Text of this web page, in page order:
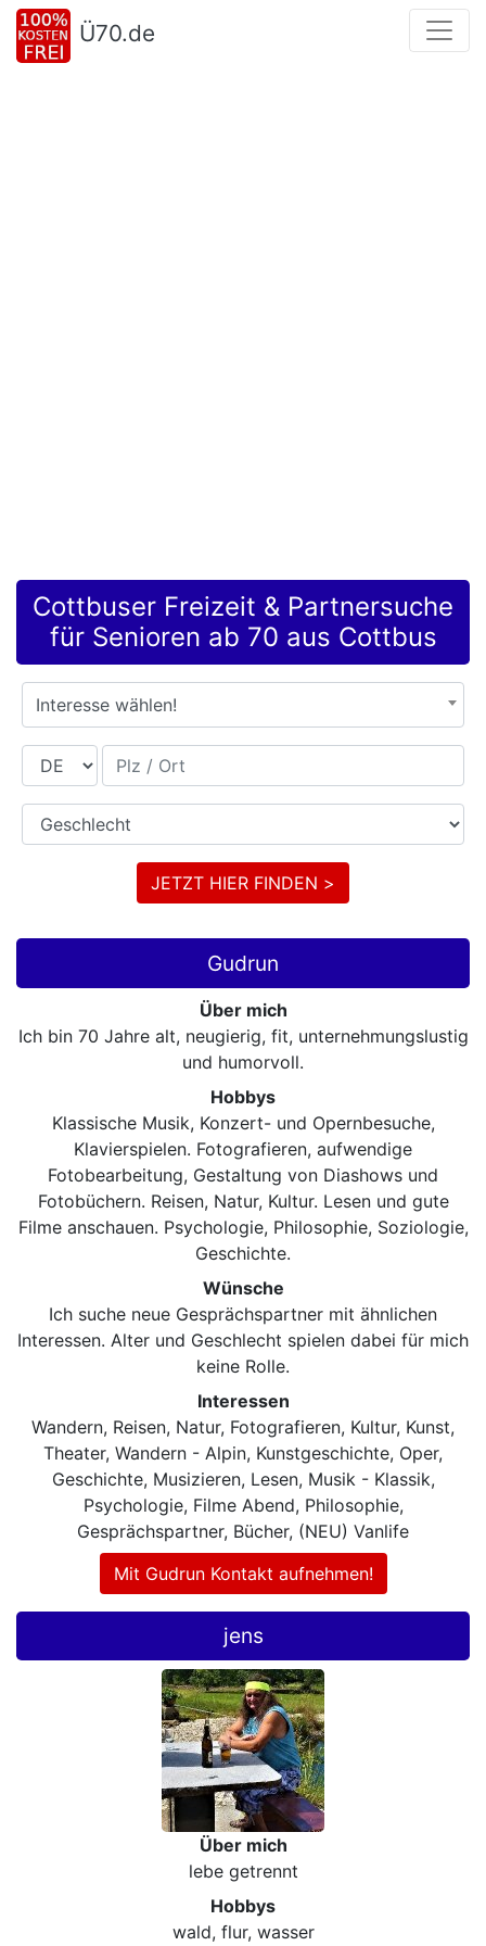
Ü70.de
Cottbuser Freizeit & Partnersuche
für Senioren ab 70 aus Cottbus
Interesse wählen!
Land Plz / Ort
Geschlecht
JETZT HIER FINDEN >
Gudrun
Über mich
Ich bin 70 Jahre alt, neugierig, fit, unternehmungslustig
und humorvoll.
Hobbys
Klassische Musik, Konzert- und Opernbesuche,
Klavierspielen. Fotografieren, aufwendige
Fotobearbeitung, Gestaltung von Diashows und
Fotobüchern. Reisen, Natur, Kultur. Lesen und gute
Filme anschauen. Psychologie, Philosophie, Soziologie,
Geschichte.
Wünsche
Ich suche neue Gesprächspartner mit ähnlichen
Interessen. Alter und Geschlecht spielen dabei für mich
keine Rolle.
Interessen
Wandern, Reisen, Natur, Fotografieren, Kultur, Kunst,
Theater, Wandern - Alpin, Kunstgeschichte, Oper,
Geschichte, Musizieren, Lesen, Musik - Klassik,
Psychologie, Filme Abend, Philosophie,
Gesprächspartner, Bücher, (NEU) Vanlife
Mit Gudrun Kontakt aufnehmen!
jens
Über mich
lebe getrennt
Hobbys
wald, flur, wasser